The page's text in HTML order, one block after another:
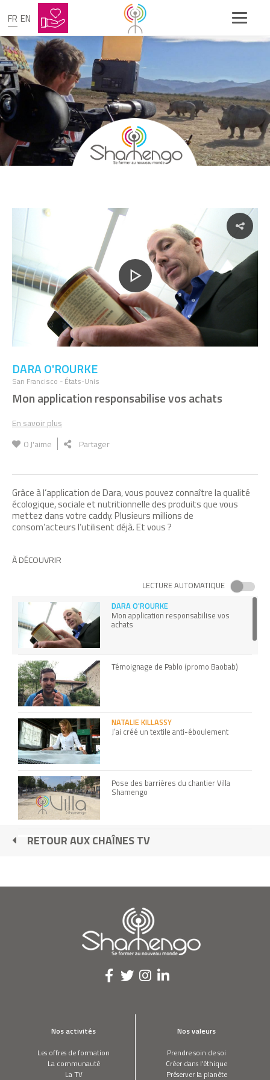
FR EN
DARA O'ROURKE
San Francisco - États-Unis
Mon application responsabilise vos achats
En savoir plus
0J'aime Partager
Grâce à l’application de Dara, vous pouvez connaître la qualité
écologique, sociale et nutritionnelle des produits que vous
mettez dans votre caddy. Plusieurs millions de
consom’acteurs l’utilisent déjà. Et vous ?
À DÉCOUVRIR
LECTURE AUTOMATIQUE
DARA O'ROURKE
Mon application responsabilise vos
achats
Témoignage de Pablo (promo Baobab)
NATALIE KILLASSY
J’ai créé un textile anti-éboulement
Pose des barrières du chantier Villa
Shamengo
Philippe Ouaki Di Giorno - Skyverde
Journée internationale du bonheur du 20
mars
#2 Se loger Partie 1 : Un monde en béton
armé
MARIOUCHE GAGNÉ
manteaux de fourrure
RETOUR AUX CHAÎNES TV
Nos activités
Les offres de formation
La communauté
La TV
Nos valeurs
Prendre soin de soi
Créer dans l’éthique
Préserver la planète